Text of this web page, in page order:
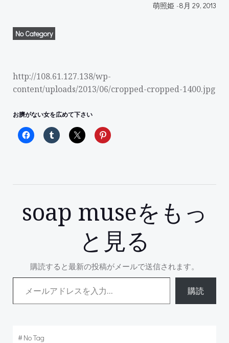
萌照姫 -8月 29, 2013
No Category
http://108.61.127.138/wp-
content/uploads/2013/06/cropped-cropped-1400.jpg
お臍がない女を広めて下さい
soap museをもっ
と見る
購読すると最新の投稿がメールで送信されます。
メールアドレスを入力...
購読
#No Tag